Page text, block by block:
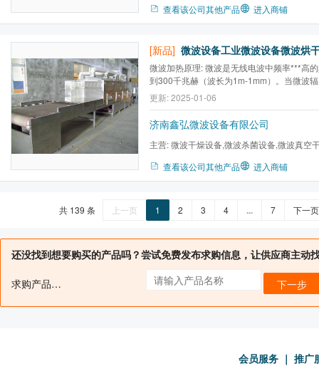
查看该公司其他产品 进入商铺
[新品]
微波加热原理: 微波是无线电波中频率***高
到300千兆赫（波长为1m-1mm）。当微波
被反射的电磁波进入到物体内部与构成物体
互作用，对于不同的物质，微波能产生热效
效应等能量转换，从而产生热量达到加热干
更新: 2025-01-06
济南鑫弘微波设备有限公司
主营:微波干燥设备,微波杀菌设备,微波真空
查看该公司其他产品 进入商铺
共 139 条 上一页 1 2 3 4 ... 7 下一页
还没找到想要购买的产品吗？尝试免费发布求购信息，让供应商主动
求购产品名： 下一步
会员服务 ｜ 推广